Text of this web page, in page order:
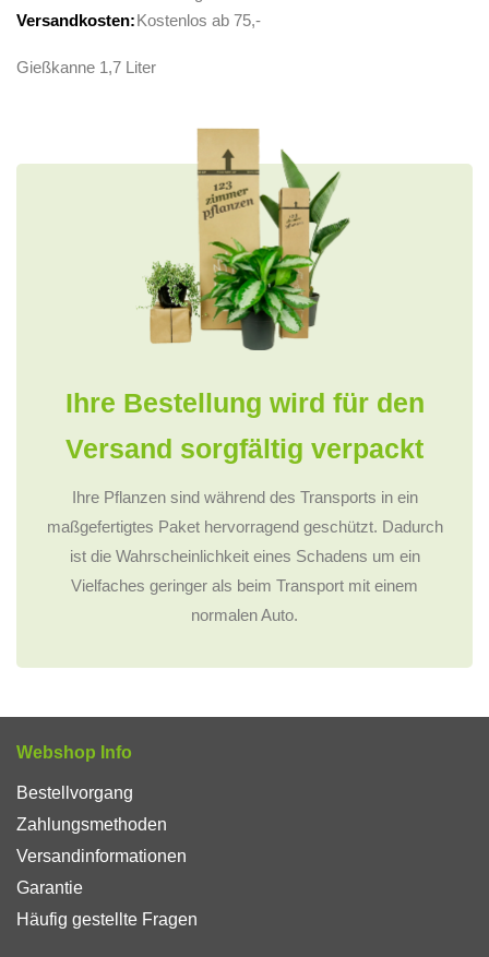
Gießkanne 1,7 Liter
Versandkosten:Kostenlos ab 75,-
Ihre Bestellung wird für den
Versand sorgfältig verpackt
Ihre Pflanzen sind während des Transports in ein
maßgefertigtes Paket hervorragend geschützt. Dadurch
ist die Wahrscheinlichkeit eines Schadens um ein
Vielfaches geringer als beim Transport mit einem
normalen Auto.
Webshop Info
Bestellvorgang
Zahlungsmethoden
Versandinformationen
Garantie
Häufig gestellte Fragen